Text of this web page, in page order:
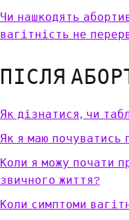
Чи нашкодять
вагітність не
ПІСЛЯ
Як дізнатися, чи
Як я маю почуватись
Коли я можу почати
звичного життя?
Коли симптоми